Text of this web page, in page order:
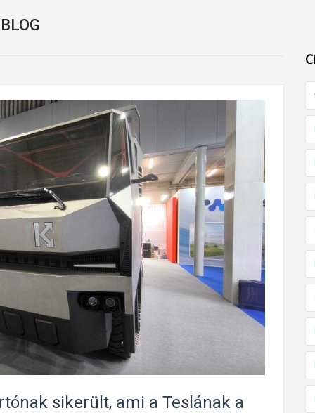
BLOG
sikerült, ami a Teslának a